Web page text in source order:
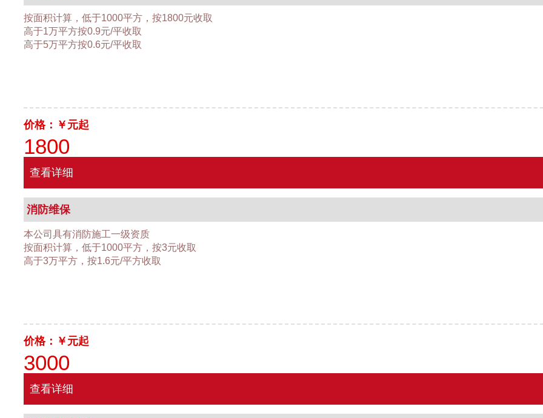
按面积计算，低于1000平方，按1800元收取
高于1万平方按0.9元/平收取
高于5万平方按0.6元/平收取
价格：￥
1800
元起
查看详细
消防维保
本公司具有消防施工一级资质
按面积计算，低于1000平方，按3元收取
高于3万平方，按1.6元/平方收取
价格：￥
3000
元起
查看详细